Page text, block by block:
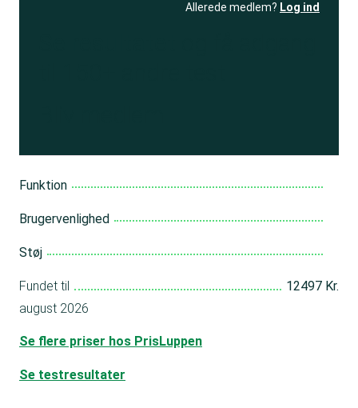
Allerede medlem? Log ind
Funktion
Brugervenlighed
Støj
Fundet til
12497 Kr.
august 2026
Se flere priser hos PrisLuppen
Se testresultater